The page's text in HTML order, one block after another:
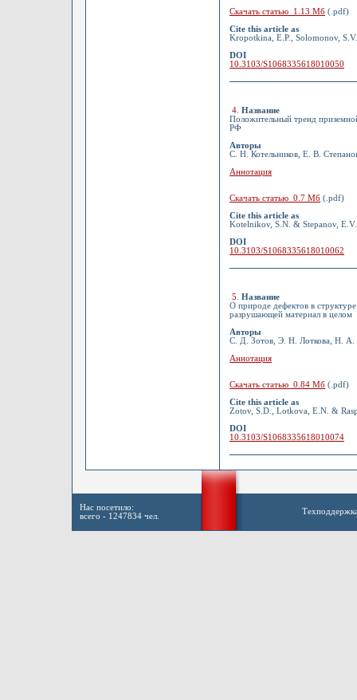
Скачать статью 1.13 Мб (.pdf)
Cite this article as
Kropotkina, E.P., Solomonov,
DOI
10.3103/S1068335618010050
4 Название
Положительный тренд
РФ
Авторы
С. Н. Котельников, Е. В.
Аннотация
Скачать статью 0.7 Мб (.pdf)
Cite this article as
Kotelnikov, S.N. & Stepanov,
DOI
10.3103/S1068335618010062
5
Название
О природе дефектов в
разрушающей материал в целом
Авторы
С. Д. Зотов, Э. Н. Лоткова, Н. А.
Аннотация
Скачать статью 0.84 Мб (.pdf)
Cite this article as
Zotov, S.D., Lotkova, E.N. &
DOI
10.3103/S1068335618010074
Нас посетило:
всего - 1247834 чел.